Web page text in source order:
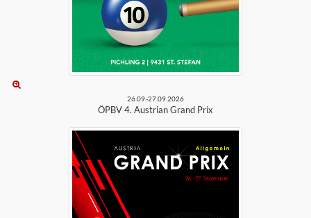
26.09.-27.09.2026
ÖPBV 4. Austrian Grand Prix